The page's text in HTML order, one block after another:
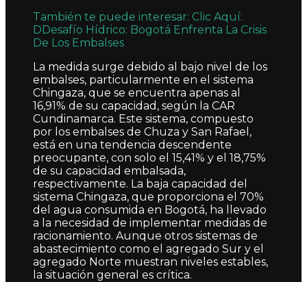
También te puede interesar: Clic Aquí:
DDesafío Hídrico: Bogotá Enfrenta La Crisis
De Los Embalses
La medida surge debido al bajo nivel de los
embalses, particularmente en el sistema
Chingaza, que se encuentra apenas al
16,91% de su capacidad, según la CAR
Cundinamarca. Este sistema, compuesto
por los embalses de Chuza y San Rafael,
está en una tendencia descendente
preocupante, con solo el 15,41% y el 18,75%
de su capacidad embalsada,
respectivamente. La baja capacidad del
sistema Chingaza, que proporciona el 70%
del agua consumida en Bogotá, ha llevado
a la necesidad de implementar medidas de
racionamiento. Aunque otros sistemas de
abastecimiento como el agregado Sur y el
agregado Norte muestran niveles estables,
la situación general es crítica.